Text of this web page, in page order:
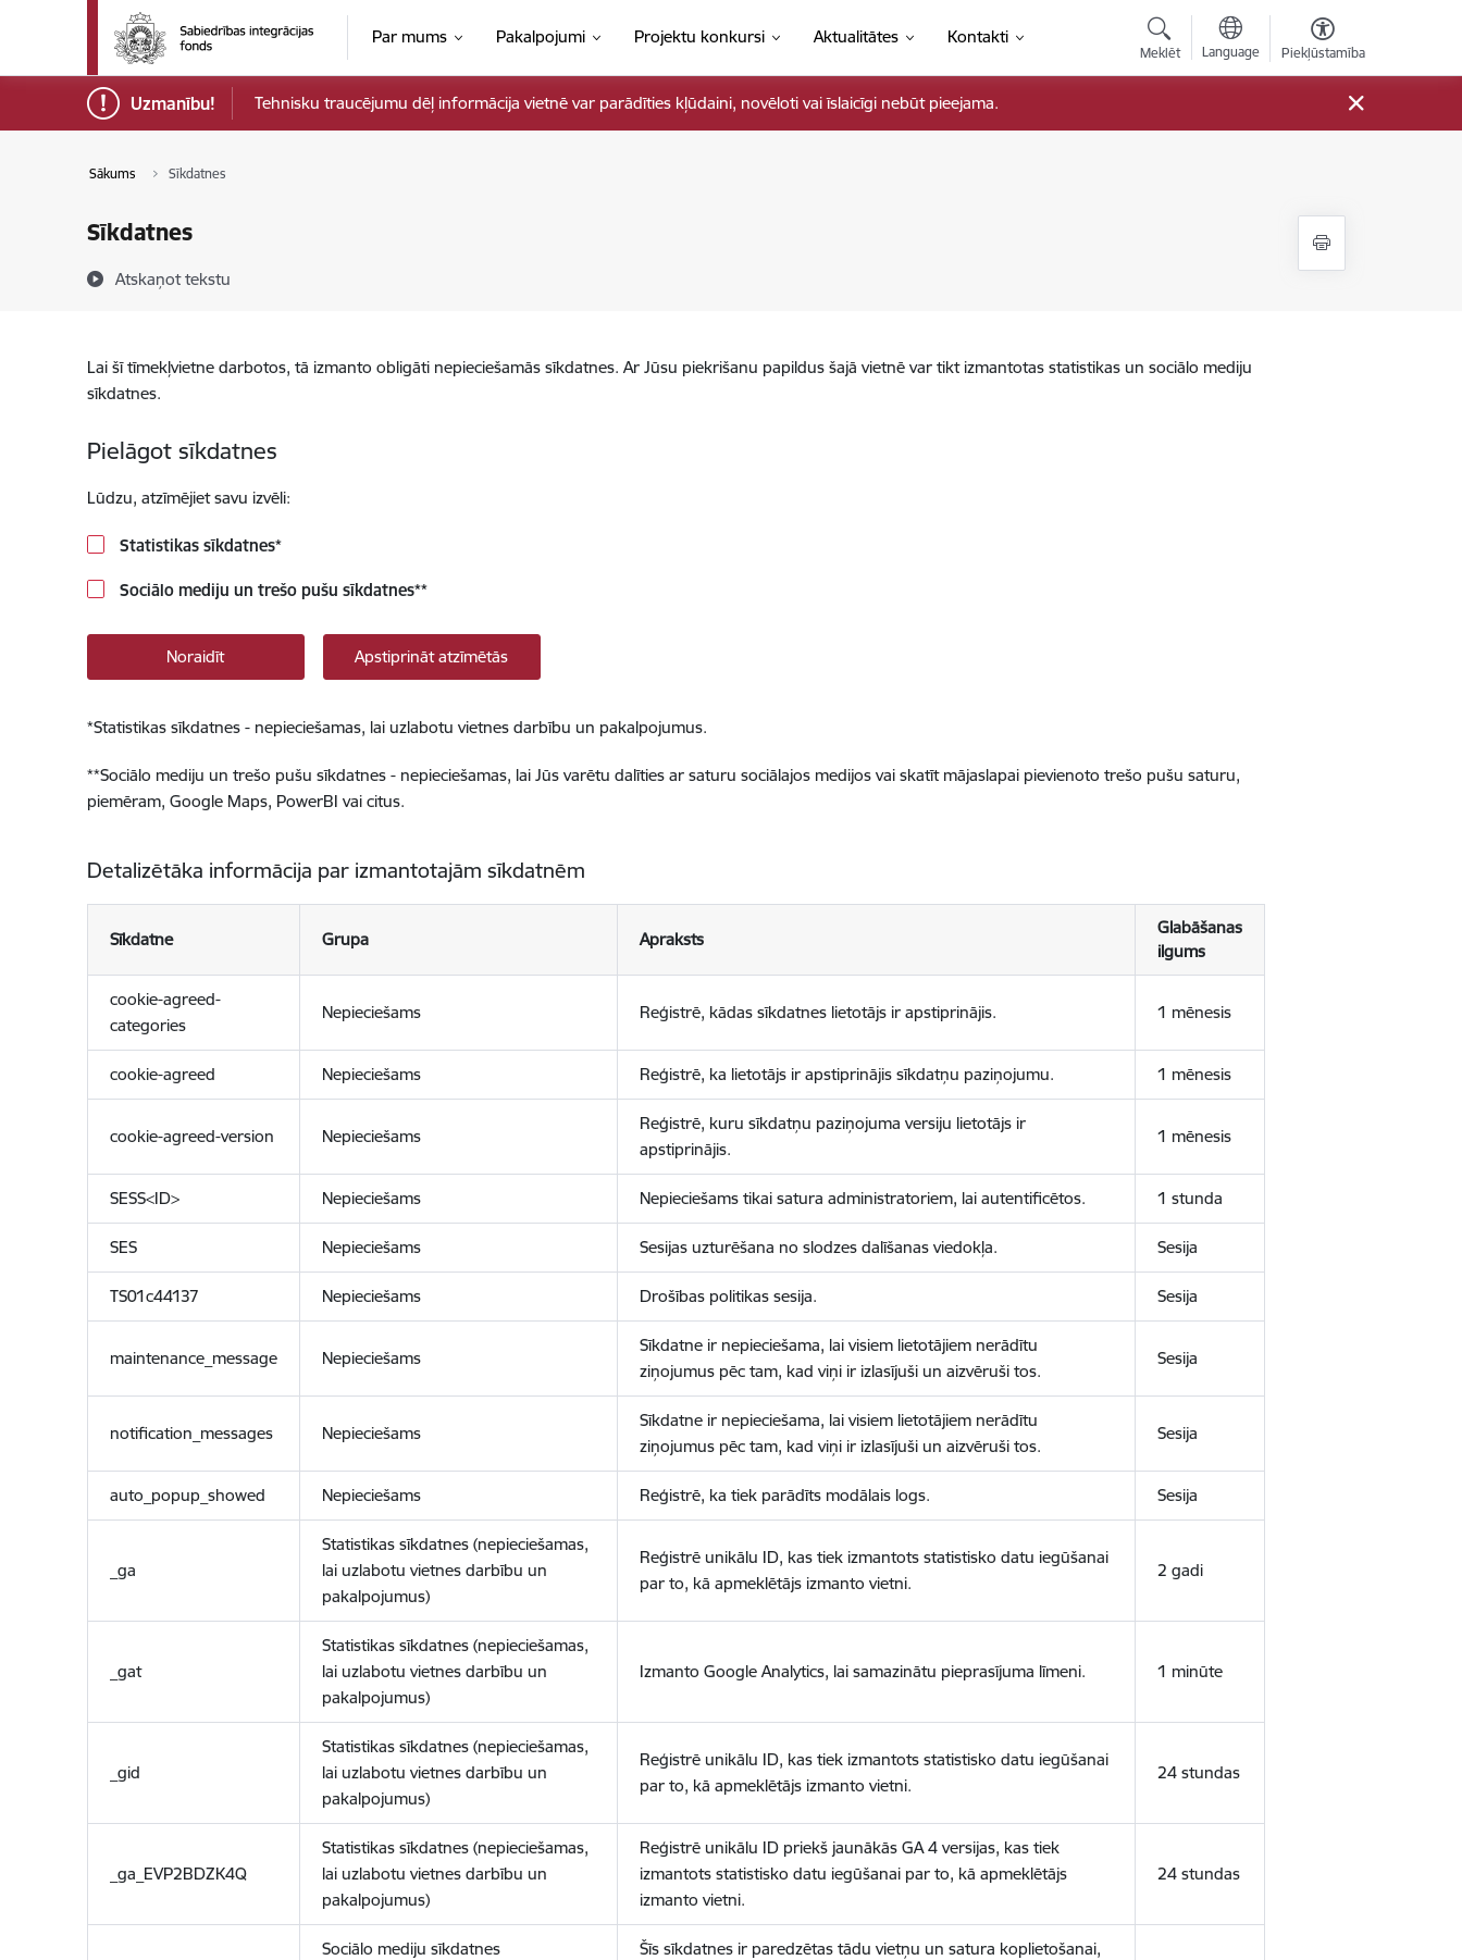
Pāriet uz lapas saturu
Par mums Pakalpojumi Projektu konkursi Aktualitātes Kontakti
Meklēt Language Piekļūstamība
Uzmanību! Tehnisku traucējumu dēļ informācija vietnē var parādīties kļūdaini, novēloti vai īslaicīgi nebūt pieejama.
Sākums Sīkdatnes
Sīkdatnes
Atskaņot tekstu
Lai šī tīmekļvietne darbotos, tā izmanto obligāti nepieciešamās sīkdatnes. Ar Jūsu piekrišanu papildus šajā vietnē var tikt izmantotas statistikas un sociālo mediju
sīkdatnes.
Pielāgot sīkdatnes
Lūdzu, atzīmējiet savu izvēli:
Statistikas sīkdatnes*
Sociālo mediju un trešo pušu sīkdatnes**
Noraidīt Apstiprināt atzīmētās
*Statistikas sīkdatnes - nepieciešamas, lai uzlabotu vietnes darbību un pakalpojumus.
**Sociālo mediju un trešo pušu sīkdatnes - nepieciešamas, lai Jūs varētu dalīties ar saturu sociālajos medijos vai skatīt mājaslapai pievienoto trešo pušu saturu,
piemēram, Google Maps, PowerBI vai citus.
Detalizētāka informācija par izmantotajām sīkdatnēm
Sīkdatne Grupa Apraksts
Glabāšanas
ilgums
cookie-agreed-
categories
Nepieciešams Reģistrē, kādas sīkdatnes lietotājs ir apstiprinājis. 1 mēnesis
cookie-agreed Nepieciešams Reģistrē, ka lietotājs ir apstiprinājis sīkdatņu paziņojumu. 1 mēnesis
cookie-agreed-version Nepieciešams
Reģistrē, kuru sīkdatņu paziņojuma versiju lietotājs ir
apstiprinājis.
1 mēnesis
SESS<ID> Nepieciešams Nepieciešams tikai satura administratoriem, lai autentificētos. 1 stunda
SES Nepieciešams Sesijas uzturēšana no slodzes dalīšanas viedokļa. Sesija
TS01c44137 Nepieciešams Drošības politikas sesija. Sesija
maintenance_message Nepieciešams
Sīkdatne ir nepieciešama, lai visiem lietotājiem nerādītu
ziņojumus pēc tam, kad viņi ir izlasījuši un aizvēruši tos.
Sesija
notification_messages Nepieciešams
Sīkdatne ir nepieciešama, lai visiem lietotājiem nerādītu
ziņojumus pēc tam, kad viņi ir izlasījuši un aizvēruši tos.
Sesija
auto_popup_showed Nepieciešams Reģistrē, ka tiek parādīts modālais logs. Sesija
_ga
Statistikas sīkdatnes (nepieciešamas,
lai uzlabotu vietnes darbību un
pakalpojumus)
Reģistrē unikālu ID, kas tiek izmantots statistisko datu iegūšanai
par to, kā apmeklētājs izmanto vietni.
2 gadi
_gat
Statistikas sīkdatnes (nepieciešamas,
lai uzlabotu vietnes darbību un
pakalpojumus)
Izmanto Google Analytics, lai samazinātu pieprasījuma līmeni. 1 minūte
_gid
Statistikas sīkdatnes (nepieciešamas,
lai uzlabotu vietnes darbību un
pakalpojumus)
Reģistrē unikālu ID, kas tiek izmantots statistisko datu iegūšanai
par to, kā apmeklētājs izmanto vietni.
24 stundas
_ga_EVP2BDZK4Q
Statistikas sīkdatnes (nepieciešamas,
lai uzlabotu vietnes darbību un
pakalpojumus)
Reģistrē unikālu ID priekš jaunākās GA 4 versijas, kas tiek
izmantots statistisko datu iegūšanai par to, kā apmeklētājs
izmanto vietni.
24 stundas
Sociālo mediju sīkdatnes
Šīs sīkdatnes ir paredzētas tādu vietņu un satura koplietošanai,